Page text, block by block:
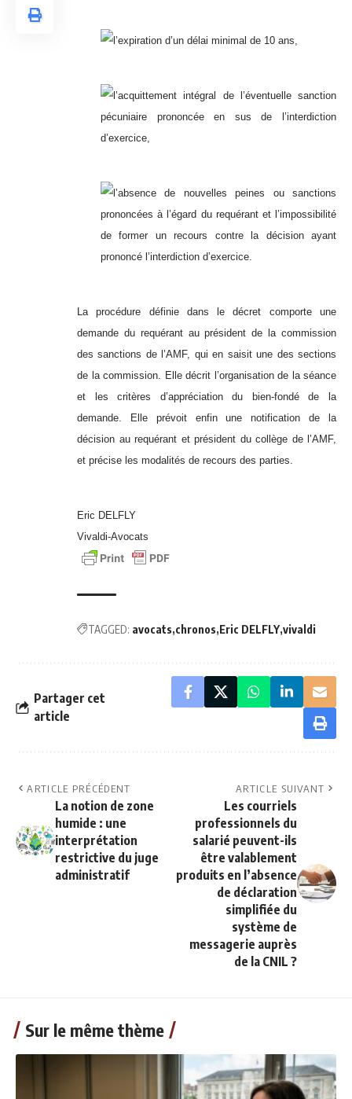
l’expiration d’un délai minimal de 10 ans,
l’acquittement intégral de l’éventuelle sanction
pécuniaire prononcée en sus de l’interdiction
d’exercice,
l’absence de nouvelles peines ou sanctions
prononcées à l’égard du requérant et l’impossibilité
de former un recours contre la décision ayant
prononcé l’interdiction d’exercice.
La procédure définie dans le décret comporte une
demande du requérant au président de la commission
des sanctions de l’AMF, qui en saisit une des sections
de la commission. Elle décrit l’organisation de la séance
et les critères d’appréciation du bien-fondé de la
demande. Elle prévoit enfin une notification de la
décision au requérant et président du collège de l’AMF,
et précise les modalités de recours des parties.
Eric DELFLY
Vivaldi-Avocats
TAGGED: avocats chronos Eric DELFLY vivaldi
Partager cet
article
ARTICLE PRÉCÉDENT
La notion de zone
humide : une
interprétation
restrictive du juge
administratif
ARTICLE SUIVANT
Les courriels
professionnels du
salarié peuvent-ils
être valablement
produits en l’absence
de déclaration
simplifiée du
système de
messagerie auprès
de la CNIL ?
Sur le même thème